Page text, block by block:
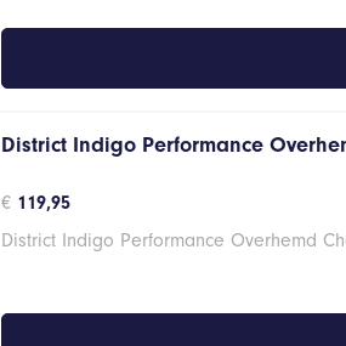
District Indigo Performance
€ 119,95
District Indigo Performance Overhemd